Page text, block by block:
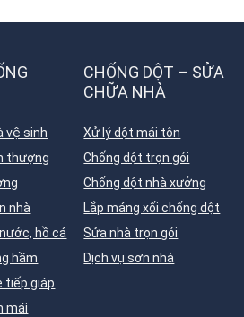
vệ sinh
thượng
nhà
hồ cá
hầm
tiếp giáp
mái
CHỐNG DỘT – SỬA
CHỮA NHÀ
Xử lý dột mái tôn
Chống dột trọn gói
Chống dột nhà xưởng
Lắp máng xối chống dột
Sửa nhà trọn gói
Dịch vụ sơn nhà